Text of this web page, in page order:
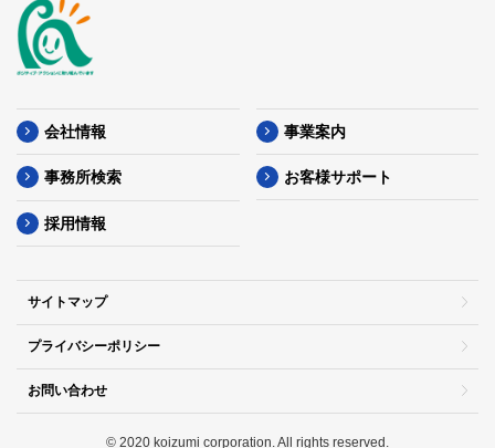
会社情報 事業案内
事務所検索 お客様サポート
採用情報
サイトマップ
プライバシーポリシー
お問い合わせ
© 2020 koizumi corporation. All rights reserved.